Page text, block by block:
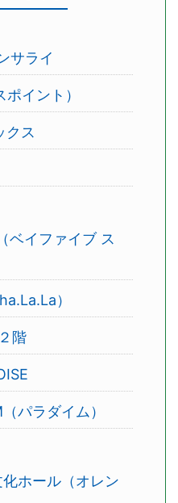
サライ
イント）
クス
ベイファイブ ス
）
階
パラダイム）
ホール（オレン